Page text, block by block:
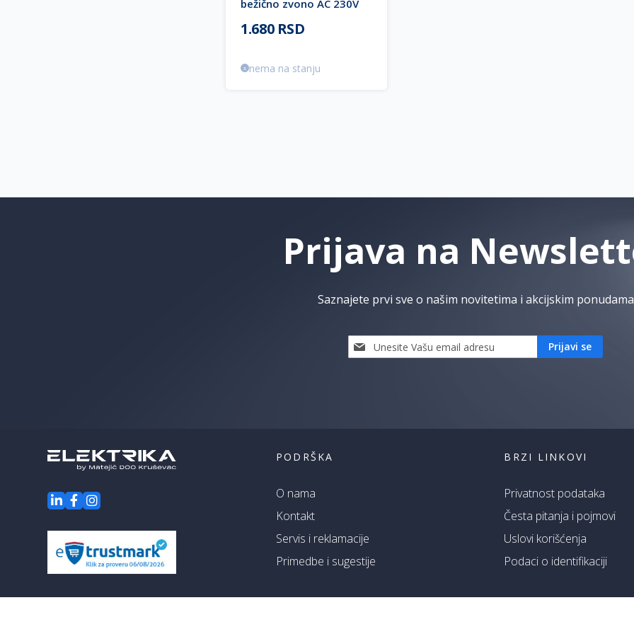
bežično zvono AC 230V
1.680 RSD
nema na stanju
Prijava na
Saznajete prvi sve o našim novitetima i akcijskim ponudama
Prijavi
se
Prijavi se
PODRŠKA
O nama
Kontakt
Servis i reklamacije
Primedbe i sugestije
BRZI LINKOVI
Privatnost podataka
Česta pitanja i pojmovi
Uslovi korišćenja
Podaci o identifikaciji